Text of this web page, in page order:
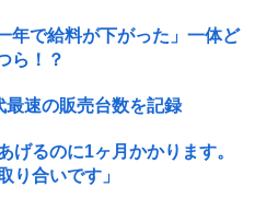
年で給料が下がった」一体ど
ら！？
速の販売台数を記録
げるのに1ヶ月かかります。
り合いです」